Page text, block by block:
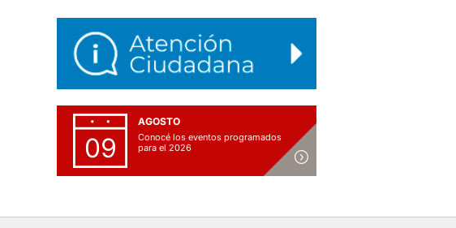
09
AGOSTO
Conocé los eventos programados
para el 2026